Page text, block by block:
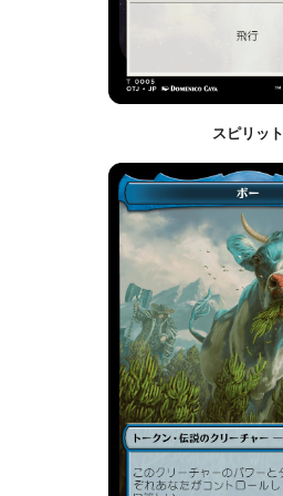
スピリット